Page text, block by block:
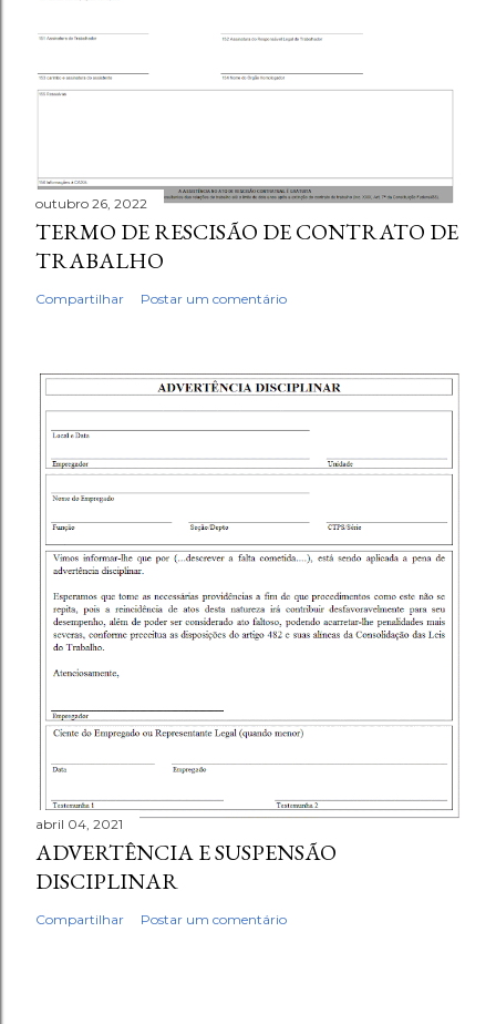
outubro 26, 2022
TERMO DE RESCISÃO DE CONTRATO DE
TRABALHO
Compartilhar Postar um comentário
abril 04, 2021
ADVERTÊNCIA E SUSPENSÃO
DISCIPLINAR
Compartilhar Postar um comentário